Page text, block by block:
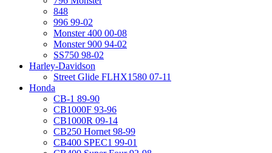
848
996 99-02
Monster 400 00-08
Monster 900 94-02
SS750 98-02
Harley-Davidson
Street Glide FLHX1580 07-11
Honda
CB-1 89-90
CB1000F 93-96
CB1000R 09-14
CB250 Hornet 98-99
CB400 SPEC1 99-01